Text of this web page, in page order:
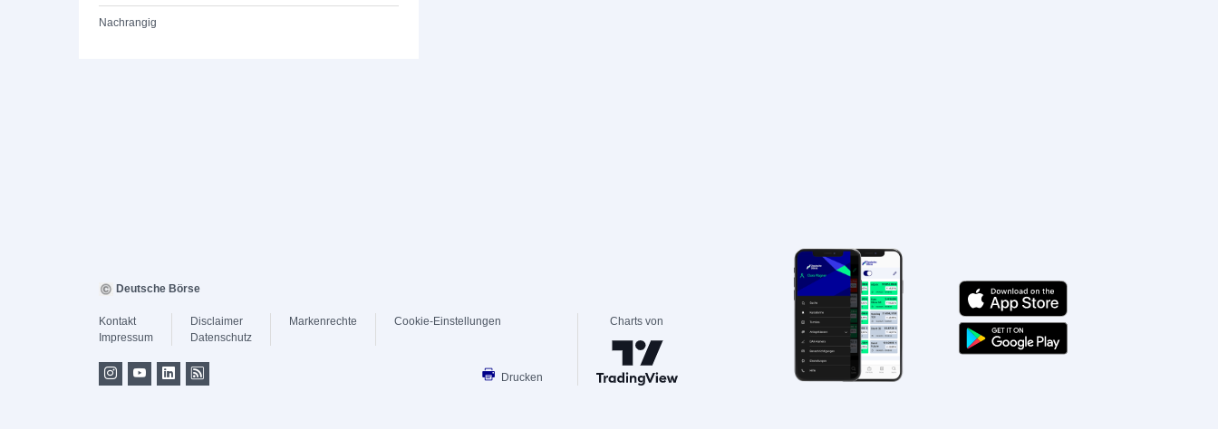
Nachrangig
Deutsche Börse
Kontakt
Impressum
Disclaimer
Datenschutz
Markenrechte Cookie-Einstellungen
Drucken
Charts von